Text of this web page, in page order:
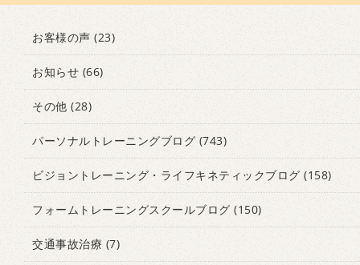
お客様の声 (23)
お知らせ (66)
その他 (28)
パーソナルトレーニングブログ (743)
ビジョントレーニング・ライフキネティックブログ(158)
フォームトレーニングスクールブログ (150)
交通事故治療 (7)